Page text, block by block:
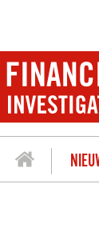
EEN